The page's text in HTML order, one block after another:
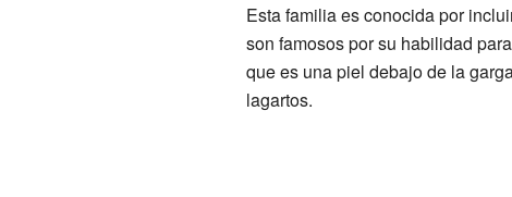
Esta familia es conocida por
son famosos por su habilidad
que es una piel debajo de la
lagartos.